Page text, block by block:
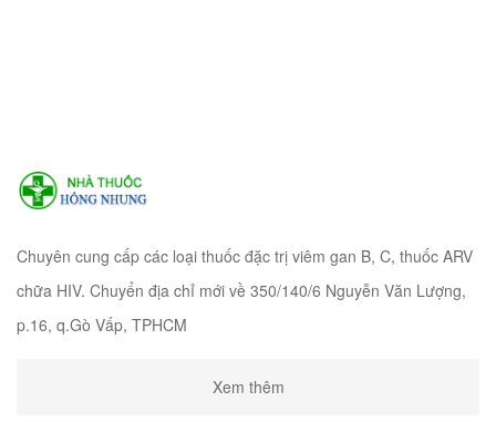
Chuyên cung cấp các loại thuốc đặc trị viêm gan B, C, thuốc ARV
chữa HIV. Chuyển địa chỉ mới về 350/140/6 Nguyễn Văn Lượng,
p.16, q.Gò Vấp, TPHCM
Xem thêm